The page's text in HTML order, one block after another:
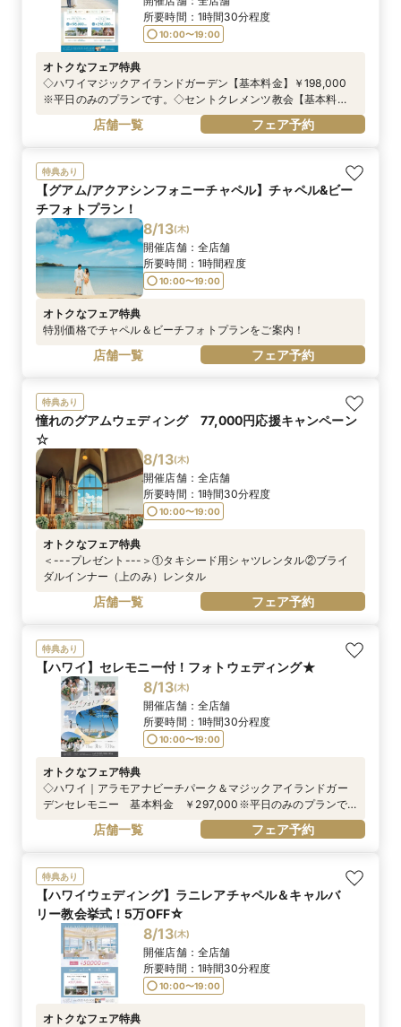
所要時間： 1時間30分程度
10:00〜19:00
オトクなフェア特典
◇ハワイマジックアイランドガーデン【基本料金】￥198,000
※平日のみのプランです。◇セントクレメンツ教会【基本料
金】￥298,000 ※平日のみのプランです。＜---プレゼント--
-＞①造花ブーケ＆ブートニア②ウェディングカラーシャツ・ブ
シャワー10名分
店舗一覧 フェア予約
特典あり
【グアム/アクアシンフォニーチャペル】チャペル&ビー
チフォトプラン！
8/13(木)
開催店舗： 全店舗
所要時間： 1時間程度
10:00〜19:00
オトクなフェア特典
特別価格でチャペル＆ビーチフォトプランをご案内！
店舗一覧 フェア予約
特典あり
憧れのグアムウェディング 77,000円応援キャンペーン
☆
8/13(木)
開催店舗： 全店舗
所要時間： 1時間30分程度
10:00〜19:00
オトクなフェア特典
＜---プレゼント---＞①タキシード用シャツレンタル②ブライ
ダルインナー（上のみ）レンタル
店舗一覧 フェア予約
特典あり
【ハワイ】セレモニー付！フォトウェディング★
8/13(木)
開催店舗： 全店舗
所要時間： 1時間30分程度
10:00〜19:00
オトクなフェア特典
◇ハワイ｜アラモアナビーチパーク＆マジックアイランドガー
デンセレモニー 基本料金 ￥297,000※平日のみのプランで
店舗一覧 フェア予約
特典あり
【ハワイウェディング】ラニレアチャペル＆キャルバ
リー教会挙式！5万OFF☆
8/13(木)
開催店舗： 全店舗
所要時間： 1時間30分程度
10:00〜19:00
オトクなフェア特典